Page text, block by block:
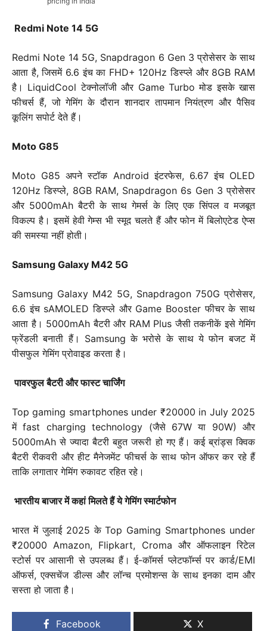
Redmi Note 14 5G
Redmi Note 14 5G, Snapdragon 6 Gen 3 प्रोसेसर के साथ
आता है, जिसमें 6.6 इंच का FHD+ 120Hz डिस्प्ले और 8GB RAM
है। LiquidCool टेक्नोलॉजी और Game Turbo मोड इसके खास
फीचर्स हैं, जो गेमिंग के दौरान शानदार तापमान नियंत्रण और पैसिव
कूलिंग सपोर्ट देते हैं।
Moto G85
Moto G85 अपने स्टॉक Android इंटरफेस, 6.67 इंच OLED
120Hz डिस्प्ले, 8GB RAM, Snapdragon 6s Gen 3 प्रोसेसर
और 5000mAh बैटरी के साथ गेमर्स के लिए एक सिंपल व मजबूत
विकल्प है। इसमें हेवी गेम्स भी स्मूद चलते हैं और फोन में बिलोएटेड ऐप्स
की समस्या नहीं होती।
Samsung Galaxy M42 5G
Samsung Galaxy M42 5G, Snapdragon 750G प्रोसेसर,
6.6 इंच sAMOLED डिस्प्ले और Game Booster फीचर के साथ
आता है। 5000mAh बैटरी और RAM Plus जैसी तकनीकें इसे गेमिंग
फ्रेंडली बनाती हैं। Samsung के भरोसे के साथ ये फोन बजट में
पीसफुल गेमिंग प्रोवाइड करता है।
पावरफुल बैटरी और फास्ट चार्जिंग
Top gaming smartphones under ₹20000 in July 2025
में fast charging technology (जैसे 67W या 90W) और
5000mAh से ज्यादा बैटरी बहुत जरूरी हो गए हैं। कई ब्रांड्स क्विक
बैटरी रीकवरी और हीट मैनेजमेंट फीचर्स के साथ फोन ऑफर कर रहे हैं
ताकि लगातार गेमिंग रुकावट रहित रहे।
भारतीय बाजार में कहां मिलते हैं ये गेमिंग स्मार्टफोन
भारत में जुलाई 2025 के Top Gaming Smartphones under
₹20000 Amazon, Flipkart, Croma और ऑफलाइन रिटेल
स्टोर्स पर आसानी से उपलब्ध हैं। ई-कॉमर्स प्लेटफॉर्म्स पर कार्ड/EMI
ऑफर्स, एक्सचेंज डील्स और लॉन्च प्रमोशन्स के साथ इनका दाम और
सस्ता हो जाता है।
Facebook X